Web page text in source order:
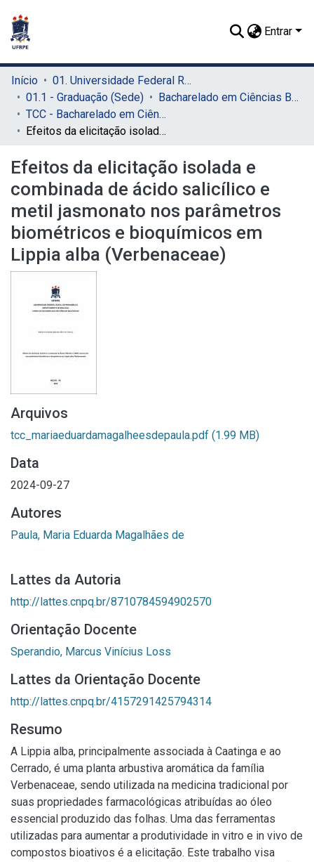
Entrar
Início
01. Universidade Federal Rural de Pernambuco - UFRPE (Sede)
01.1 - Graduação (Sede)
Bacharelado em Ciências Biológicas (Sede)
TCC - Bacharelado em Ciências Biológicas (Sede)
Efeitos da elicitação isolada e combinada de ácido salicílico e metil jasmonato nos parâmetros biométricos e bioquímicos em Lippia alba (Verbenaceae)
Efeitos da elicitação isolada e
combinada de ácido salicílico e
metil jasmonato nos parâmetros
biométricos e bioquímicos em
Lippia alba (Verbenaceae)
Arquivos
tcc_mariaeduardamagalheesdepaula.pdf (1.99 MB)
Data
2024-09-27
Autores
Paula, Maria Eduarda Magalhães de
Lattes da Autoria
http://lattes.cnpq.br/8710784594902570
Orientação Docente
Sperandio, Marcus Vinícius Loss
Lattes da Orientação Docente
http://lattes.cnpq.br/4157291425794314
Resumo
A Lippia alba, principalmente associada à Caatinga e ao
Cerrado, é uma planta arbustiva aromática da família
Verbenaceae, sendo utilizada na medicina tradicional por
suas propriedades farmacológicas atribuídas ao óleo
essencial produzido das folhas. Uma das ferramentas
utilizadas para aumentar a produtividade in vitro e in vivo de
compostos bioativos é a elicitação. Este trabalho visa